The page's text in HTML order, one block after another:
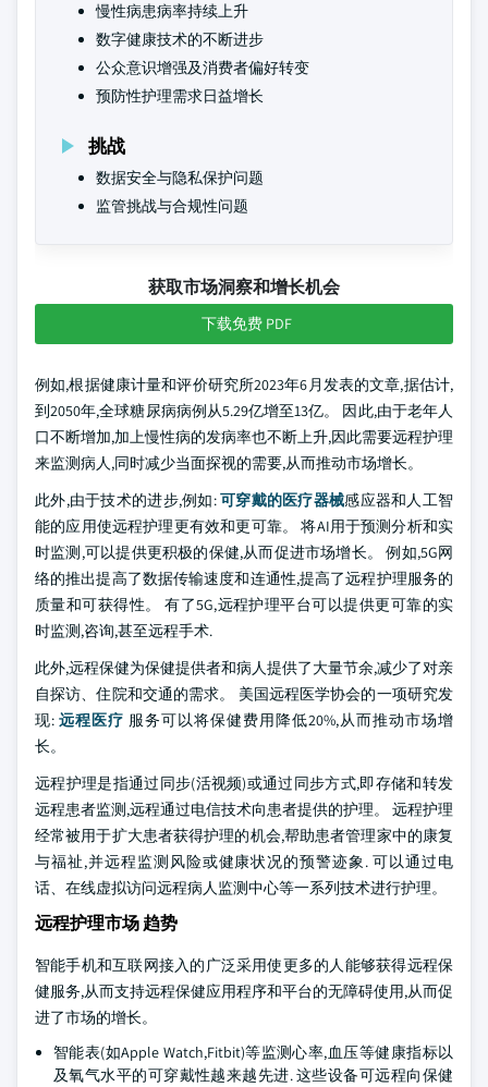
慢性病患病率持续上升
数字健康技术的不断进步
公众意识增强及消费者偏好转变
预防性护理需求日益增长
挑战
数据安全与隐私保护问题
监管挑战与合规性问题
获取市场洞察和增长机会
下载免费 PDF
例如,根据健康计量和评价研究所2023年6月发表的文章,据估计,
到2050年,全球糖尿病病例从5.29亿增至13亿。 因此,由于老年人
口不断增加,加上慢性病的发病率也不断上升,因此需要远程护理
来监测病人,同时减少当面探视的需要,从而推动市场增长。
此外,由于技术的进步,例如:可穿戴的医疗器械感应器和人工智
能的应用使远程护理更有效和更可靠。 将AI用于预测分析和实
时监测,可以提供更积极的保健,从而促进市场增长。 例如,5G网
络的推出提高了数据传输速度和连通性,提高了远程护理服务的
质量和可获得性。 有了5G,远程护理平台可以提供更可靠的实
时监测,咨询,甚至远程手术.
此外,远程保健为保健提供者和病人提供了大量节余,减少了对亲
自探访、住院和交通的需求。 美国远程医学协会的一项研究发
现: 远程医疗 服务可以将保健费用降低20%,从而推动市场增
长。
远程护理是指通过同步(活视频)或通过同步方式,即存储和转发
远程患者监测,远程通过电信技术向患者提供的护理。 远程护理
经常被用于扩大患者获得护理的机会,帮助患者管理家中的康复
与福祉,并远程监测风险或健康状况的预警迹象. 可以通过电
话、在线虚拟访问远程病人监测中心等一系列技术进行护理。
远程护理市场 趋势
智能手机和互联网接入的广泛采用使更多的人能够获得远程保
健服务,从而支持远程保健应用程序和平台的无障碍使用,从而促
进了市场的增长。
智能表(如Apple Watch,Fitbit)等监测心率,血压等健康指标以
及氧气水平的可穿戴性越来越先进. 这些设备可远程向保健